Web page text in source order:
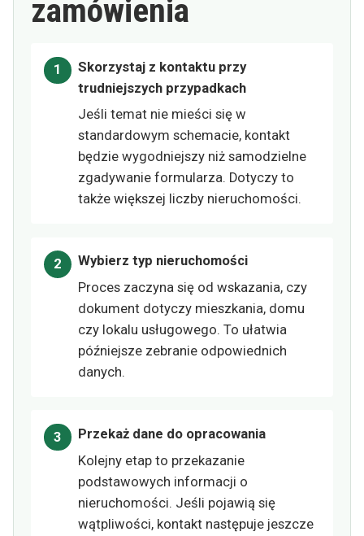
zamówienia
Skorzystaj z kontaktu przy
trudniejszych przypadkach
Jeśli temat nie mieści się w
standardowym schemacie, kontakt
będzie wygodniejszy niż samodzielne
zgadywanie formularza. Dotyczy to
także większej liczby nieruchomości.
Wybierz typ nieruchomości
Proces zaczyna się od wskazania, czy
dokument dotyczy mieszkania, domu
czy lokalu usługowego. To ułatwia
późniejsze zebranie odpowiednich
danych.
Przekaż dane do opracowania
Kolejny etap to przekazanie
podstawowych informacji o
nieruchomości. Jeśli pojawią się
wątpliwości, kontakt następuje jeszcze